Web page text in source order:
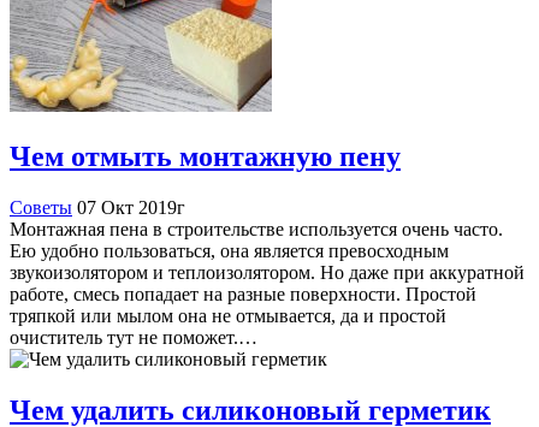
Чем отмыть монтажную пену
Советы 07 Окт 2019г
Монтажная пена в строительстве используется очень часто.
Ею удобно пользоваться, она является превосходным
звукоизолятором и теплоизолятором. Но даже при аккуратной
работе, смесь попадает на разные поверхности. Простой
тряпкой или мылом она не отмывается, да и простой
очиститель тут не поможет.…
Чем удалить силиконовый герметик